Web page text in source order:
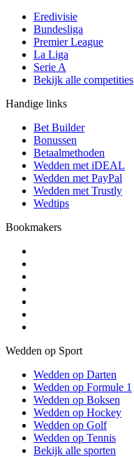
Eredivisie
Bundesliga
Premier League
La Liga
Serie A
Bekijk alle competities
Handige links
Bet Builder
Bonussen
Betaalmethoden
Wedden met iDEAL
Wedden met PayPal
Wedden met Trustly
Wedtips
Bookmakers
Wedden op Sport
Wedden op Darten
Wedden op Formule 1
Wedden op Boksen
Wedden op Hockey
Wedden op Golf
Wedden op Tennis
Bekijk alle sporten